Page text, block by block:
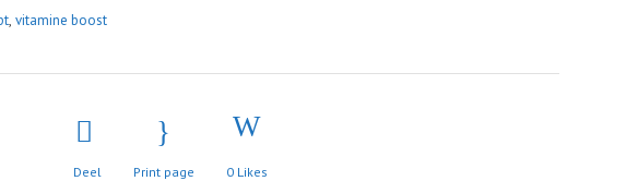
, vitamine boost
Deel Print page 0Likes